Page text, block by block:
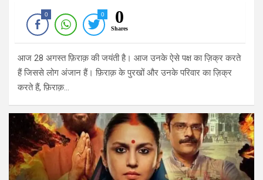
0 0 0
Shares
आज 28 अगस्त फ़िराक़ की जयंती है। आज उनके ऐसे पक्ष का ज़िक्र करते
हैं जिससे लोग अंजान हैं। फ़िराक़ के पुरखों और उनके परिवार का ज़िक्र
करते हैं, फ़िराक़…